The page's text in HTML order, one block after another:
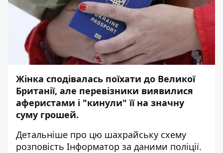
Жінка сподівалась поїхати до Великої
Британії, але перевізники виявилися
аферистами і "кинули" її на значну
суму грошей.
Детальніше про цю шахрайську схему
розповість Інформатор за даними поліції.